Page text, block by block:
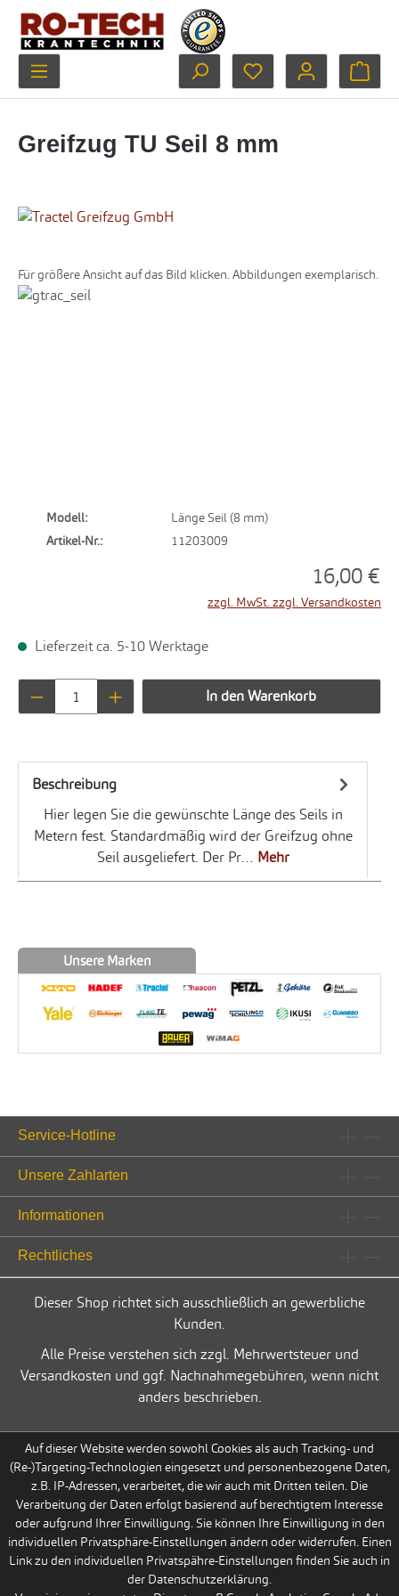
Zum Hauptinhalt springen
Du hast 0 Produkte
Greifzug TU Seil 8 mm
Für größere Ansicht auf das Bild klicken. Abbildungen exemplarisch.
Bildergalerie überspringen
Modell:
Länge Seil (8 mm)
Artikel-Nr.:
11203009
16,00 €
zzgl. MwSt. zzgl. Versandkosten
Lieferzeit ca. 5-10 Werktage
Produkt Anzahl: Gib den gewünschten
In den Warenkorb
Beschreibung
Hier legen Sie die gewünschte Länge des Seils in
Metern fest. Standardmäßig wird der Greifzug ohne
Seil ausgeliefert. Der Pr… Mehr
Unsere Marken
Service-Hotline
Unsere Zahlarten
Informationen
Rechtliches
Dieser Shop richtet sich ausschließlich an gewerbliche
Kunden.
Alle Preise verstehen sich zzgl. Mehrwertsteuer und
Versandkosten und ggf. Nachnahmegebühren, wenn nicht
anders beschrieben.
Auf dieser Website werden sowohl Cookies als auch Tracking- und
(Re-)Targeting-Technologien eingesetzt und personenbezogene Daten,
z.B. IP-Adressen, verarbeitet, die wir auch mit Dritten teilen. Die
Verarbeitung der Daten erfolgt basierend auf berechtigtem Interesse
oder aufgrund Ihrer Einwilligung. Sie können Ihre Einwilligung in den
individuellen Privatsphäre-Einstellungen ändern oder widerrufen. Einen
Link zu den individuellen Privatspähre-Einstellungen finden Sie auch in
der Datenschutzerklärung.